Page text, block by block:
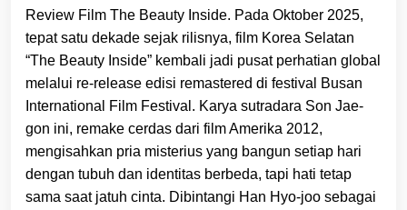
Review Film The Beauty Inside. Pada Oktober 2025,
tepat satu dekade sejak rilisnya, film Korea Selatan
“The Beauty Inside” kembali jadi pusat perhatian global
melalui re-release edisi remastered di festival Busan
International Film Festival. Karya sutradara Son Jae-
gon ini, remake cerdas dari film Amerika 2012,
mengisahkan pria misterius yang bangun setiap hari
dengan tubuh dan identitas berbeda, tapi hati tetap
sama saat jatuh cinta. Dibintangi Han Hyo-joo sebagai